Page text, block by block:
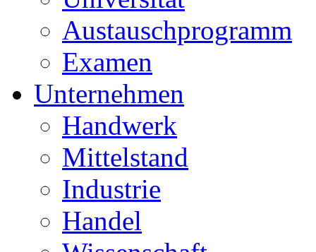
Austauschprogramm
Examen
Unternehmen
Handwerk
Mittelstand
Industrie
Handel